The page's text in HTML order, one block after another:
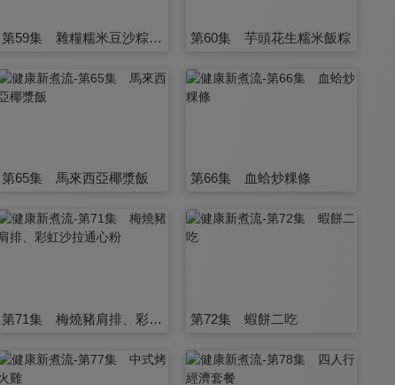
第59集 雜糧糯米豆沙粽、紅豆米粽 第60集 芋頭花生糯米飯粽
第65集 馬來西亞椰漿飯 第66集 血蛤炒粿條
第71集 梅燒豬肩排、彩虹沙拉通心粉 第72集 蝦餅二吃